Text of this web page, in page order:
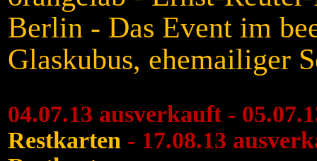
Berlin - Das Event im
Glaskubus, ehemailiger
04.07.13 ausverkauft -
Restkarten - 17.08.13